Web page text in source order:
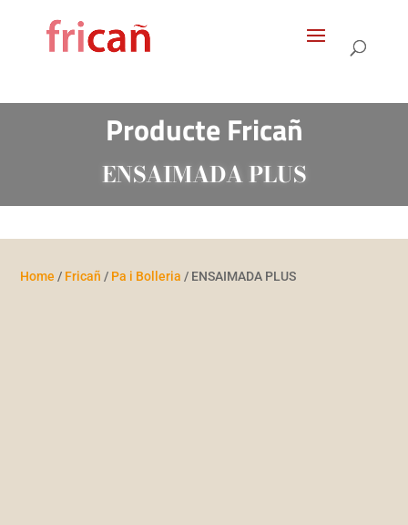
Producte Fricañ
ENSAIMADA PLUS
Home / Fricañ / Pa i Bolleria / ENSAIMADA PLUS